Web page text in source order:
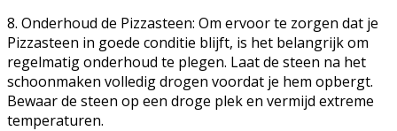
8. Onderhoud de Pizzasteen: Om ervoor te zorgen dat je
Pizzasteen in goede conditie blijft, is het belangrijk om
regelmatig onderhoud te plegen. Laat de steen na het
schoonmaken volledig drogen voordat je hem opbergt.
Bewaar de steen op een droge plek en vermijd extreme
temperaturen.